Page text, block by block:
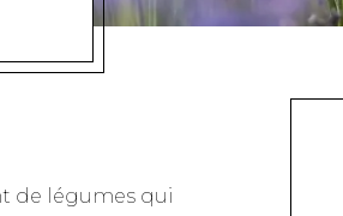
de légumes qui